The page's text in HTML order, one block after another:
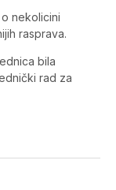
nekolicini
rasprava.
bila
rad za